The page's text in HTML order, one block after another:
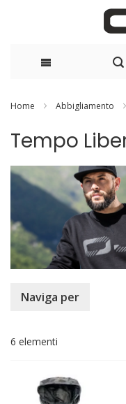
contenuto
Home Abbigliamento
Tempo
6 elementi
Naviga per